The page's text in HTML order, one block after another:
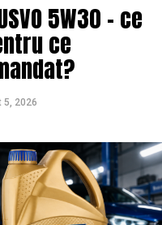
5W30 – ce
ce
5, 2026